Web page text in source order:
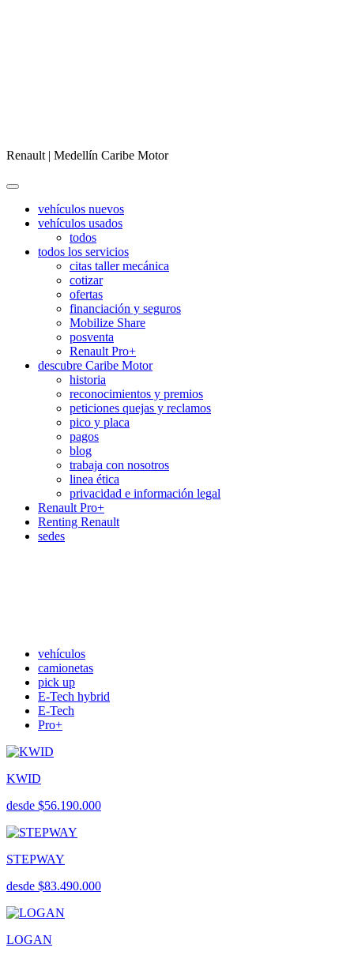
Renault | Medellín Caribe Motor
vehículos nuevos
vehículos usados
todos
todos los servicios
citas taller mecánica
cotizar
ofertas
financiación y seguros
Mobilize Share
posventa
Renault Pro+
descubre Caribe Motor
historia
reconocimientos y premios
peticiones quejas y reclamos
pico y placa
pagos
blog
trabaja con nosotros
linea ética
privacidad e información legal
Renault Pro+
Renting Renault
sedes
vehículos
camionetas
pick up
E-Tech hybrid
E-Tech
Pro+
KWID
desde $56.190.000
STEPWAY
desde $83.490.000
LOGAN